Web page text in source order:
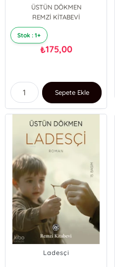
ÜSTÜN DÖKMEN
REMZİ KİTABEVİ
Stok : 1+
₺175,00
Sepete Ekle
Ladesçi